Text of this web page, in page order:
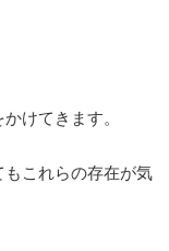
けてきます。
これらの存在が気